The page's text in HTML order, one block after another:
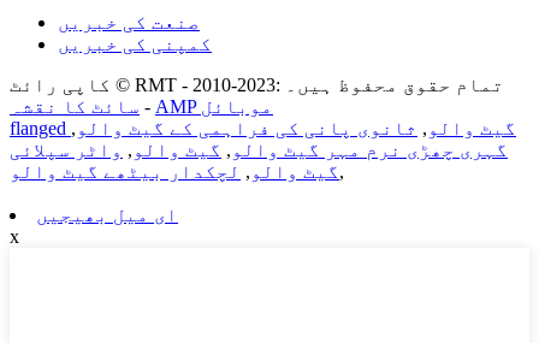
صنعت کی خبریں
کمپنی کی خبریں
کاپی رائٹ © RMT - 2010-2023: تمام حقوق محفوظ ہیں۔
سائٹ کا نقشہ -
AMP موبائل
flanged گیٹ والو , ثانوی پانی کی فراہمی کے گیٹ والو ,
گہری چھڑی نرم مہر گیٹ والو , گیٹ والو , واٹر سپلائی
گیٹ والو , لچکدار بیٹھے گیٹ والو ,
ای میل بھیجیں
x